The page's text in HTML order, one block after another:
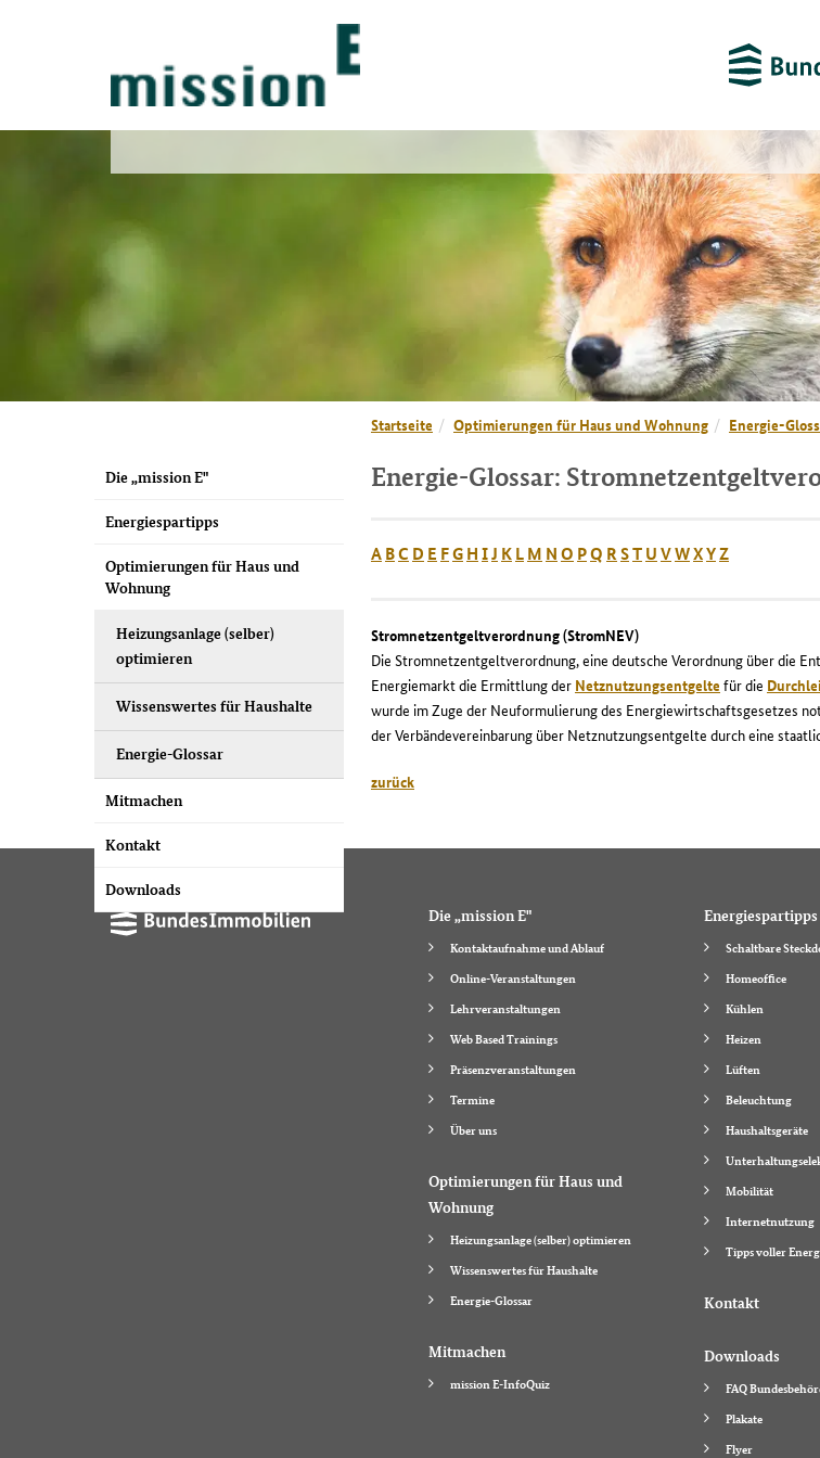
Die „mission E"
Energiespartipps
Optimierungen für Haus und
Wohnung
Heizungsanlage (selber)
optimieren
Wissenswertes für Haushalte
Energie-Glossar
Mitmachen
Kontakt
Downloads
Startseite Optimierungen für Haus und Wohnung Energie-
Energie-Glossar:
ABC D E FGHIJ KLM NO PQ RSTUVWXYZ
Stromnetzentgeltverordnung (StromNEV)
Die Stromnetzentgeltverordnung, eine deutsche Verordnung über die
Energiemarkt die Ermittlung der Netznutzungsentgelte für die
wurde im Zuge der Neuformulierung des Energiewirtschaftsgesetzes
der Verbändevereinbarung über Netznutzungsentgelte durch eine
zurück
Die „mission E"
Kontaktaufnahme und Ablauf
Online-Veranstaltungen
Lehrveranstaltungen
Web Based Trainings
Präsenzveranstaltungen
Termine
Über uns
Optimierungen für Haus und
Wohnung
Heizungsanlage (selber) optimieren
Wissenswertes für Haushalte
Energie-Glossar
Mitmachen
mission E-InfoQuiz
Energiespartipps
Schaltbare
Homeoffice
Kühlen
Heizen
Lüften
Beleuchtung
Haushaltsgeräte
Mobilität
Internetnutzung
Tipps voller
Kontakt
Downloads
FAQ
Plakate
Flyer